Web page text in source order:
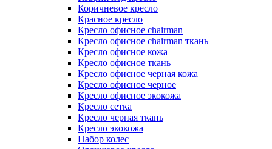
Коричневое кресло
Красное кресло
Кресло офисное chairman
Кресло офисное chairman ткань
Кресло офисное кожа
Кресло офисное ткань
Кресло офисное черная кожа
Кресло офисное черное
Кресло офисное экокожа
Кресло сетка
Кресло черная ткань
Кресло экокожа
Набор колес